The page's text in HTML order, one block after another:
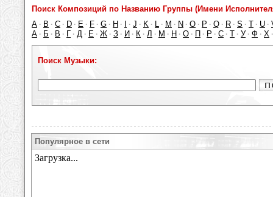
Поиск Композиций по Названию Группы (Имени
A · B · C · D · E · F · G · H · · J · K · L · M · N · O · P · Q · R · S · T · U ·
А · Б · В · Г · Д · Е · Ж · З · И · К · Л · М · Н · О · П · Р · С · Т · У · Ф · Х
Поиск Музыки:
Популярное в сети